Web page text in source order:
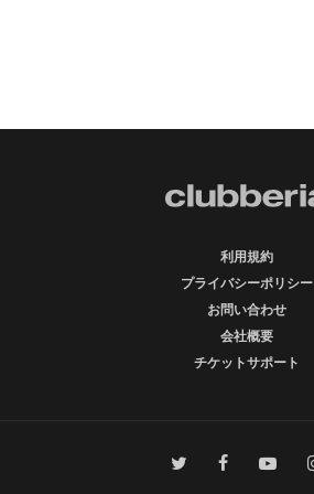
利用規約
プライバシーポリシー
お問い合わせ
会社概要
チケットサポート